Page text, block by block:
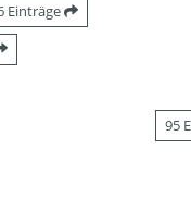
Einträge
95